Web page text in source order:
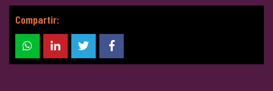
Compartir: